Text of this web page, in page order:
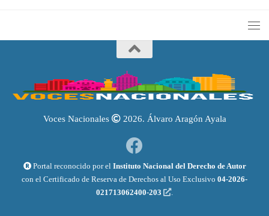
Voces Nacionales 2026. Álvaro Aragón Ayala
Portal reconocido por el Instituto Nacional del Derecho de Autor
con el Certificado de Reserva de Derechos al Uso Exclusivo 04-2026-
021713062400-203
.